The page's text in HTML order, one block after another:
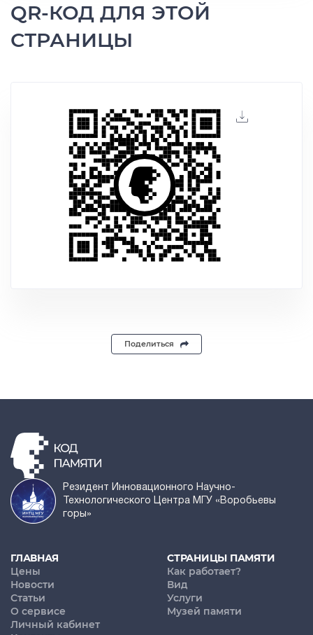
QR-КОД ДЛЯ ЭТОЙ
СТРАНИЦЫ
Поделиться
Резидент Инновационного Научно-
Технологического Центра МГУ «Воробьевы
горы»
ГЛАВНАЯ
Цены
Новости
Статьи
О сервисе
Личный кабинет
СТРАНИЦЫ ПАМЯТИ
Как работает?
Вид
Услуги
Музей памяти